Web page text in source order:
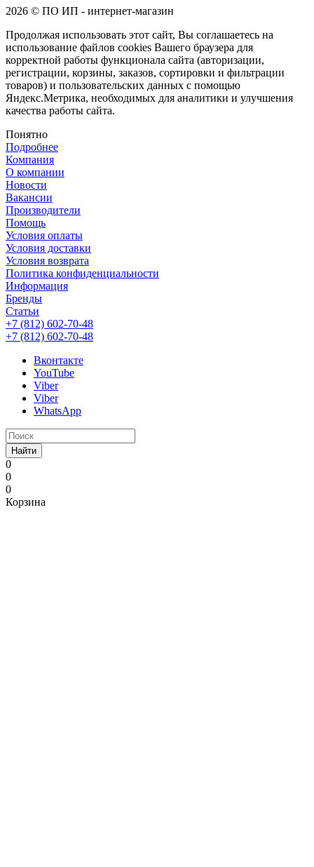
2026 © ПО ИП - интернет-магазин
Продолжая использовать этот сайт, Вы соглашаетесь на
использование файлов cookies Вашего браузера для
корректной работы функционала сайта (авторизации,
регистрации, корзины, заказов, сортировки и фильтрации
товаров) и пользовательских данных с помощью
Яндекс.Метрика, необходимых для аналитики и улучшения
качества работы сайта.
Понятно
Подробнее
Компания
О компании
Новости
Вакансии
Производители
Помощь
Условия оплаты
Условия доставки
Условия возврата
Политика конфиденциальности
Информация
Бренды
Статьи
+7 (812) 602-70-48
+7 (812) 602-70-48
Вконтакте
YouTube
Viber
Viber
WhatsApp
Найти
0
0
0
Корзина